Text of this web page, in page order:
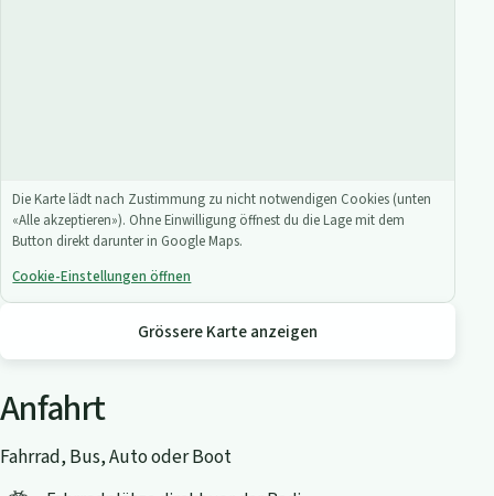
Die Karte lädt nach Zustimmung zu nicht notwendigen Cookies (unten
«Alle akzeptieren»). Ohne Einwilligung öffnest du die Lage mit dem
Button direkt darunter in Google Maps.
Cookie-Einstellungen öffnen
Grössere Karte anzeigen
Anfahrt
Fahrrad, Bus, Auto oder Boot